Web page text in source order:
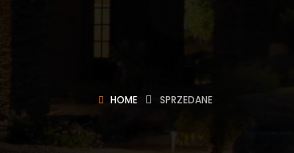
HOME SPRZEDANE